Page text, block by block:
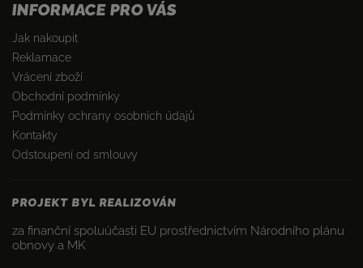
INFORMACE PRO VÁS
Jak nakoupit
Reklamace
Vrácení zboží
Obchodní podmínky
Podmínky ochrany osobních údajů
Kontakty
Odstoupení od smlouvy
PROJEKT BYL REALIZOVÁN
za finanční spoluúčasti EU prostřednictvím Národního plánu
obnovy a MK